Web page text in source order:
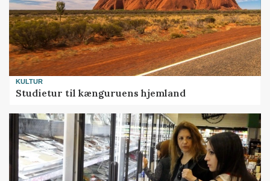
KULTUR
Studietur til kænguruens hjemland